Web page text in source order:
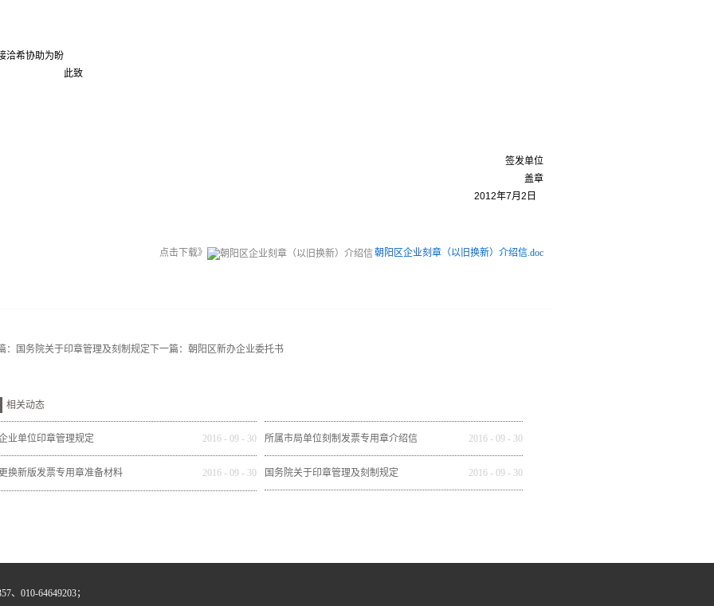
洽希协助为盼
致
签发单位
盖章
2012年7月2日
点击下载》 朝阳区企业刻章（以旧换新）介绍信.doc
： 国务院关于印章管理及刻制规定 下一篇：朝阳区新办企业委托书
相关动态
业单位印章管理规定 2016 -09 - 30 所属市局单位刻制发票专用章介绍信 2016 -09 - 30
更换新版发票专用章准备材料 2016 -09 - 30 国务院关于印章管理及刻制规定 2016 -09 - 30
、010-64649203；